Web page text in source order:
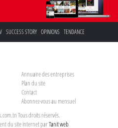
SUCCESS STORY OPINIONS TENDANCE
Annuaire des entreprises
Plan du site
Contact
Abonnez-vous au mensuel
Tous droits réservés.
du site internet parTanit web